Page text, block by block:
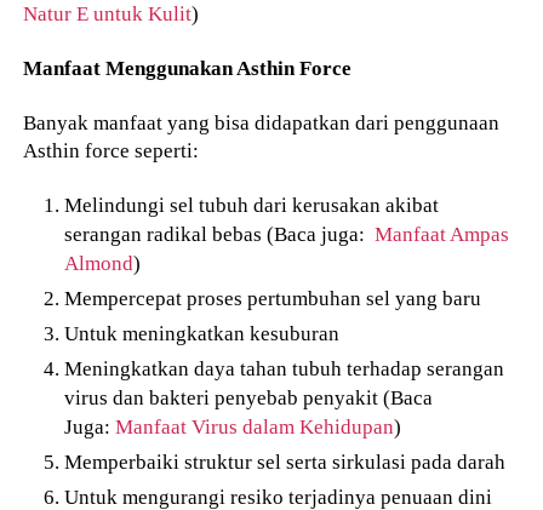
Natur E untuk Kulit)
Manfaat Menggunakan Asthin Force
Banyak manfaat yang bisa didapatkan dari penggunaan
Asthin force seperti:
Melindungi sel tubuh dari kerusakan akibat
serangan radikal bebas (Baca juga: Manfaat Ampas
Almond)
Mempercepat proses pertumbuhan sel yang baru
Untuk meningkatkan kesuburan
Meningkatkan daya tahan tubuh terhadap serangan
virus dan bakteri penyebab penyakit (Baca
Juga:Manfaat Virus dalam Kehidupan)
Memperbaiki struktur sel serta sirkulasi pada darah
Untuk mengurangi resiko terjadinya penuaan dini